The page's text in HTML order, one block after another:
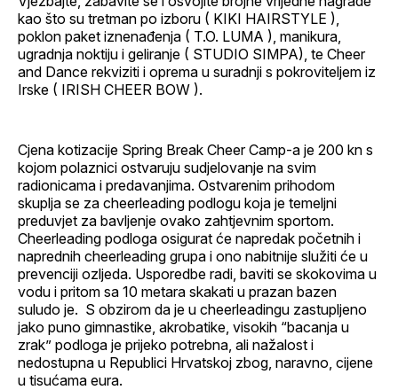
kao što su tretman po izboru ( KIKI HAIRSTYLE ),
poklon paket iznenađenja ( T.O. LUMA ), manikura,
ugradnja noktiju i geliranje ( STUDIO SIMPA), te Cheer
and Dance rekviziti i oprema u suradnji s pokroviteljem iz
Irske ( IRISH CHEER BOW ).
Cjena kotizacije Spring Break Cheer Camp-a je 200 kn s
kojom polaznici ostvaruju sudjelovanje na svim
radionicama i predavanjima. Ostvarenim prihodom
skuplja se za cheerleading podlogu koja je temeljni
preduvjet za bavljenje ovako zahtjevnim sportom.
Cheerleading podloga osigurat će napredak početnih i
naprednih cheerleading grupa i ono nabitnije služiti će u
prevenciji ozljeda. Usporedbe radi, baviti se skokovima u
vodu i pritom sa 10 metara skakati u prazan bazen
suludo je. S obzirom da je u cheerleadingu zastupljeno
jako puno gimnastike, akrobatike, visokih “bacanja u
zrak” podloga je prijeko potrebna, ali nažalost i
nedostupna u Republici Hrvatskoj zbog, naravno, cijene
u tisućama eura.